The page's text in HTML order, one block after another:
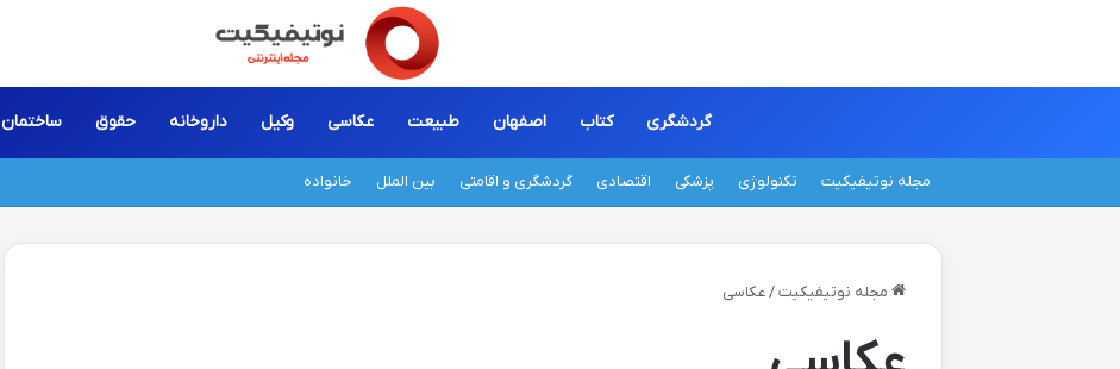
گردشگری کتاب اصفهان طبیعت عکاسی وکیل داروخانه حقوق ساختمان
مجله نوتیفیکیت تکنولوژی پزشکی اقتصادی گردشگری و اقامتی بین الملل خانواده
مجله نوتیفیکیت / عکاسی